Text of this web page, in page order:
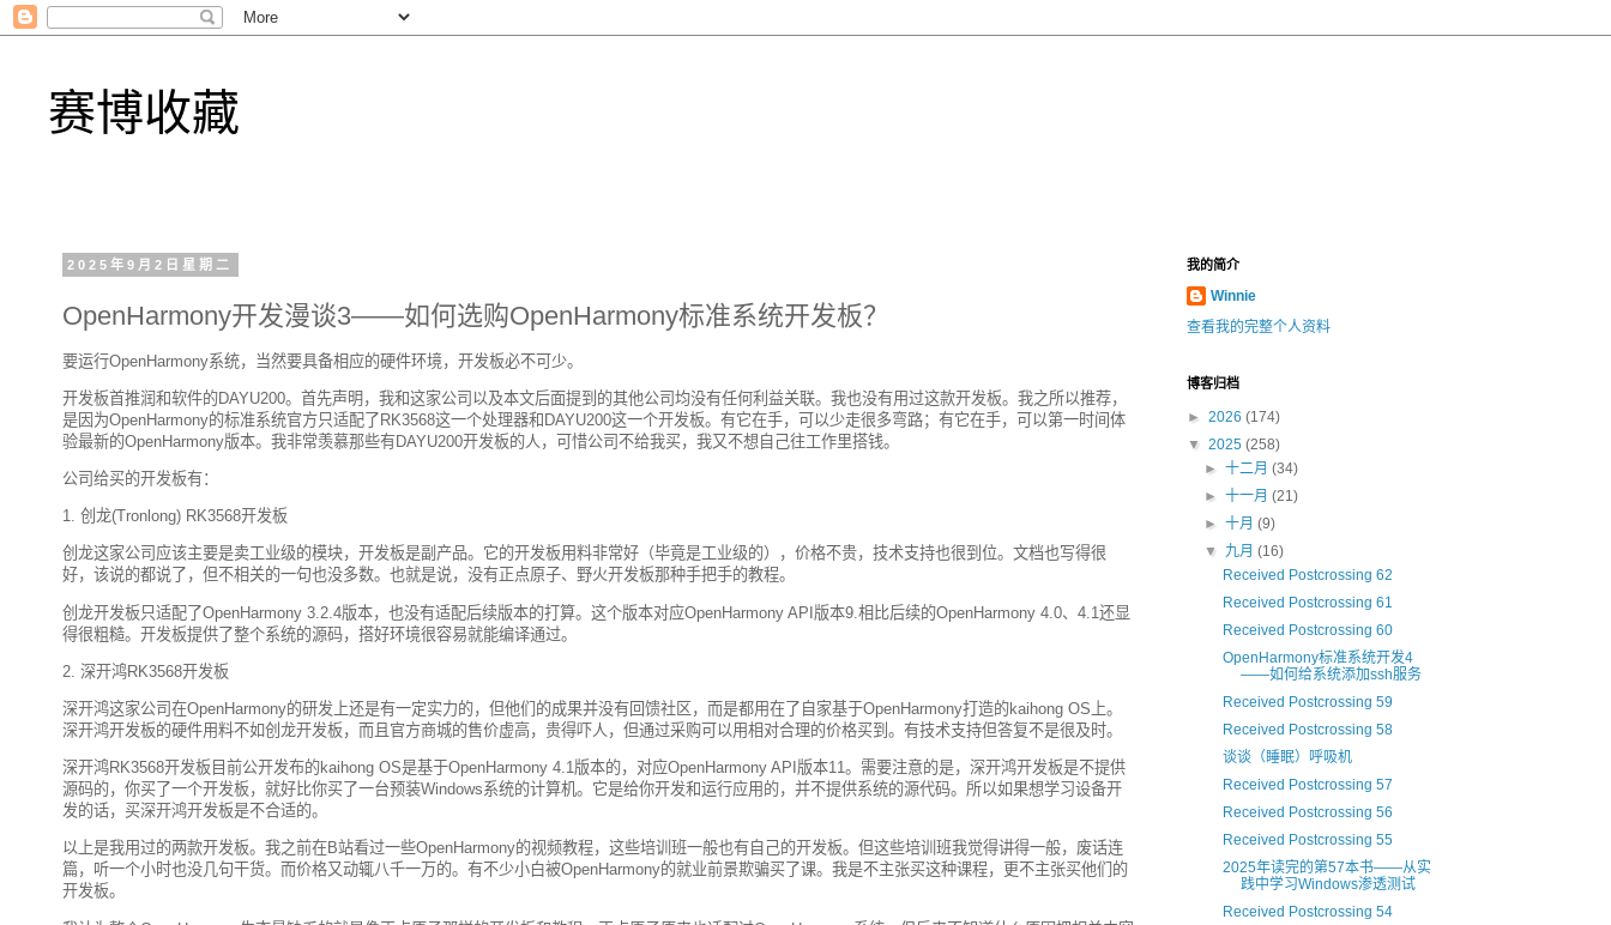
赛博收藏
2025年9月2日星期二
OpenHarmony开发漫谈3——如何选购OpenHarmony标准系统开发板？
要运行OpenHarmony系统，当然要具备相应的硬件环境，开发板必不可少。
开发板首推润和软件的DAYU200。首先声明，我和这家公司以及本文后面提到的其他公司均没有任何利益关联。我也没有用过这款开发板。我之所以推荐，
是因为OpenHarmony的标准系统官方只适配了RK3568这一个处理器和DAYU200这一个开发板。有它在手，可以少走很多弯路；有它在手，可以第一时间体
验最新的OpenHarmony版本。我非常羡慕那些有DAYU200开发板的人，可惜公司不给我买，我又不想自己往工作里搭钱。
公司给买的开发板有：
1. 创龙(Tronlong) RK3568开发板
创龙这家公司应该主要是卖工业级的模块，开发板是副产品。它的开发板用料非常好（毕竟是工业级的），价格不贵，技术支持也很到位。文档也写得很
好，该说的都说了，但不相关的一句也没多数。也就是说，没有正点原子、野火开发板那种手把手的教程。
创龙开发板只适配了OpenHarmony 3.2.4版本，也没有适配后续版本的打算。这个版本对应OpenHarmony API版本9.相比后续的OpenHarmony 4.0、4.1还显
得很粗糙。开发板提供了整个系统的源码，搭好环境很容易就能编译通过。
2. 深开鸿RK3568开发板
深开鸿这家公司在OpenHarmony的研发上还是有一定实力的，但他们的成果并没有回馈社区，而是都用在了自家基于OpenHarmony打造的kaihong OS上。
深开鸿开发板的硬件用料不如创龙开发板，而且官方商城的售价虚高，贵得吓人，但通过采购可以用相对合理的价格买到。有技术支持但答复不是很及时。
深开鸿RK3568开发板目前公开发布的kaihong OS是基于OpenHarmony 4.1版本的，对应OpenHarmony API版本11。需要注意的是，深开鸿开发板是不提供
源码的，你买了一个开发板，就好比你买了一台预装Windows系统的计算机。它是给你开发和运行应用的，并不提供系统的源代码。所以如果想学习设备开
发的话，买深开鸿开发板是不合适的。
以上是我用过的两款开发板。我之前在B站看过一些OpenHarmony的视频教程，这些培训班一般也有自己的开发板。但这些培训班我觉得讲得一般，废话连
篇，听一个小时也没几句干货。而价格又动辄八千一万的。有不少小白被OpenHarmony的就业前景欺骗买了课。我是不主张买这种课程，更不主张买他们的
开发板。
我的简介
Winnie
查看我的完整个人资料
博客归档
► 2026 (174)
▼ 2025 (258)
►十二月(34)
►十一月(21)
►十月(9)
▼ 九月(16)
Received Postcrossing 62
Received Postcrossing 61
Received Postcrossing 60
OpenHarmony标准系统开发4
——如何给系统添加ssh服务
Received Postcrossing 59
Received Postcrossing 58
谈谈（睡眠）呼吸机
Received Postcrossing 57
Received Postcrossing 56
Received Postcrossing 55
2025年读完的第57本书——从实
践中学习Windows渗透测试
Received Postcrossing 54